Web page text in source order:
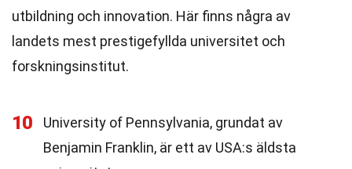
utbildning och innovation. Här finns några av
landets mest prestigefyllda universitet och
forskningsinstitut.
10
University of Pennsylvania, grundat av
Benjamin Franklin, är ett av USA:s äldsta